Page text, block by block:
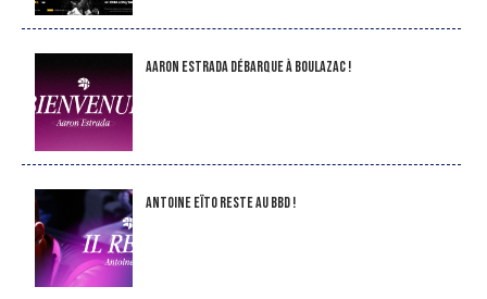
Aaron Estrada débarque à Boulazac !
Antoine Eïto reste au BBD !